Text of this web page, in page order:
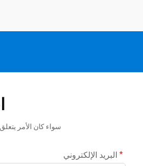
سواء كان الأمر
البريد الإلكتروني